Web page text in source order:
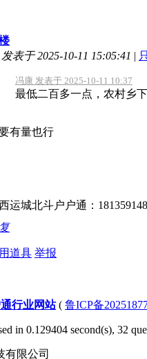
发表于 2025-10-11 15:05:41 |
冯康 发表于 2025-10-11 10:37
最低二百多一点，农村乡
有量也行
运城北斗户户通：
道具 举报
行业网站( 鲁ICP备
in 0.129404 second(s), 32
有限公司